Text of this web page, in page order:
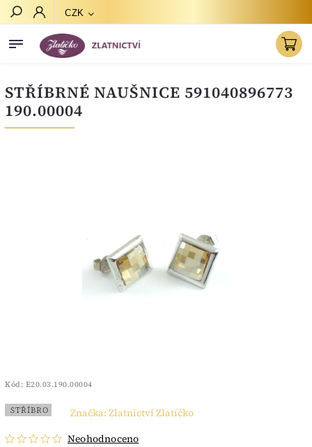
CZK
STŘÍBRNÉ NAUŠNICE 591040896773
190.00004
Kód: E20.03.190.00004
STŘÍBRO
Neohodnoceno
Značka: Zlatnictví Zlatíčko